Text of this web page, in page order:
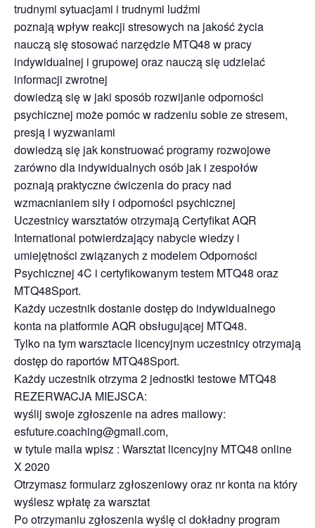
trudnymi sytuacjami i trudnymi ludźmi
poznają wpływ reakcji stresowych na jakość życia
nauczą się stosować narzędzie MTQ48 w pracy
indywidualnej i grupowej oraz nauczą się udzielać
informacji zwrotnej
dowiedzą się w jaki sposób rozwijanie odporności
psychicznej może pomóc w radzeniu sobie ze stresem,
presją i wyzwaniami
dowiedzą się jak konstruować programy rozwojowe
zarówno dla indywidualnych osób jak i zespołów
poznają praktyczne ćwiczenia do pracy nad
wzmacnianiem siły i odporności psychicznej
Uczestnicy warsztatów otrzymają Certyfikat AQR
International potwierdzający nabycie wiedzy i
umiejętności związanych z modelem Odporności
Psychicznej 4C i certyfikowanym testem MTQ48 oraz
MTQ48Sport.
Każdy uczestnik dostanie dostęp do indywidualnego
konta na platformie AQR obsługującej MTQ48.
Tylko na tym warsztacie licencyjnym uczestnicy otrzymają
dostęp do raportów MTQ48Sport.
Każdy uczestnik otrzyma 2 jednostki testowe MTQ48
REZERWACJA MIEJSCA:
wyślij swoje zgłoszenie na adres mailowy:
esfuture.coaching@gmail.com,
w tytule maila wpisz : Warsztat licencyjny MTQ48 online
X 2020
Otrzymasz formularz zgłoszeniowy oraz nr konta na który
wyślesz wpłatę za warsztat
Po otrzymaniu zgłoszenia wyślę ci dokładny program